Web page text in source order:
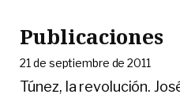
Publicaciones
21 de septiembre de 2011
Túnez, la revolución.